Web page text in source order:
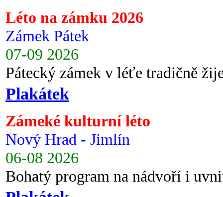
Léto na zámku 2026
Zámek Pátek
07-09 2026
Pátecký zámek v léťe tradičně
Plakátek
Zámeké kulturní léto
Nový Hrad - Jimlín
06-08 2026
Bohatý program na nádvoří i